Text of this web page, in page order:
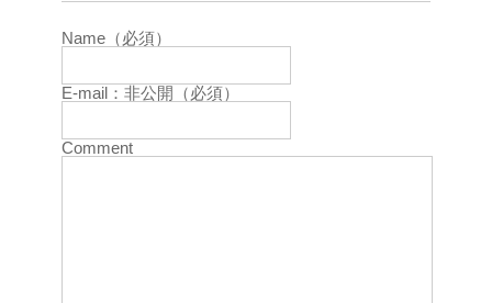
Name（必須）
E-mail：非公開（必須）
Comment